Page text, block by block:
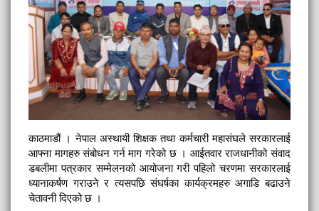
काठमाडौं । नेपाल अस्थायी शिक्षक तथा कर्मचारी महासंघले सरकारलाई
आफ्ना मागहरु संबोधन गर्न माग गरेको छ । आईतवार राजधानीको संवाद
डबलीमा पत्रकार सम्मेलनको आयोजना गरी पहिलो चरणमा सरकारलाई
ध्यानाकर्षण गराउने र त्यसपछि संघर्षका कार्यक्रमहरु अगाडि बढाउने
चेतावनी दिएको छ ।